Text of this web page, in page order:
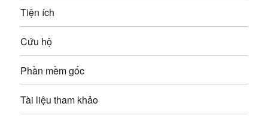
i
ế
t
Tiện ích
Cứu hộ
Phần mềm gốc
Tài liệu tham khảo